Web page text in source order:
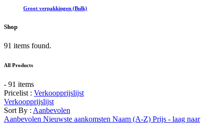
Groot verpakkingen (Bulk)
Shop
91 items found.
All Products
- 91 items
Pricelist : Verkoopprijslijst
Verkoopprijslijst
Sort By : Aanbevolen
Aanbevolen Nieuwste aankomsten Naam (A-Z) Prijs - laag naar